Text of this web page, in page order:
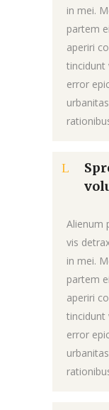
in mei.
partem
aperiri
tincidunt
error
Alienum
vis
in mei.
partem
aperiri
tincidunt
error